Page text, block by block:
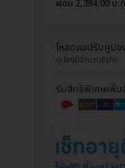
ผ่อน 2,384.00 บ./
โหลดแอปรับคูป
คูปองมีจำนวนจำกัด
รับสิทธิพิเศษเพิ่